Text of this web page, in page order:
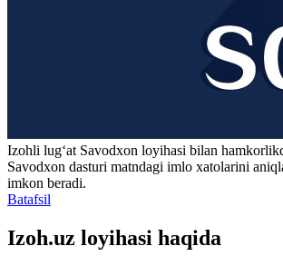
Izohli lugʻat Savodxon loyihasi bilan
Savodxon dasturi matndagi imlo xatolarini
imkon beradi.
Batafsil
Izoh.uz loyihasi haqida